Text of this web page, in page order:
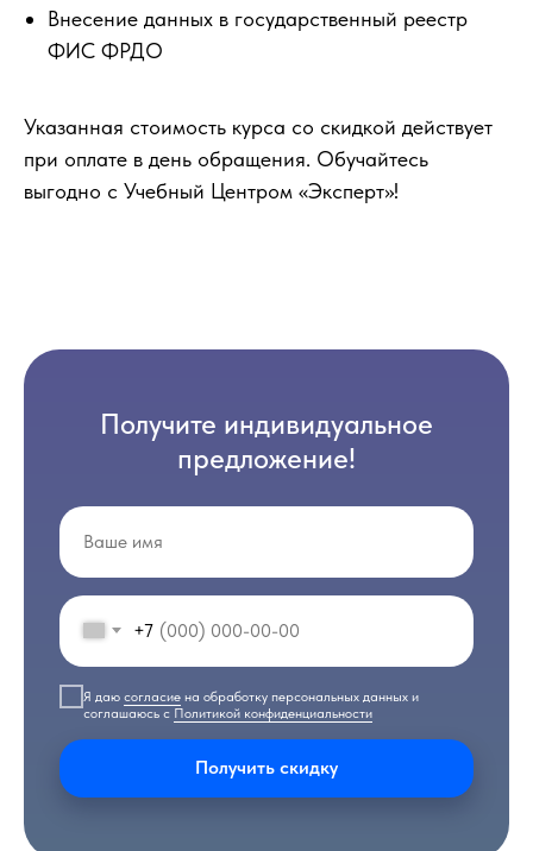
Внесение данных в государственный реестр
ФИС ФРДО
Указанная стоимость курса со скидкой действует
при оплате в день обращения. Обучайтесь
выгодно с Учебный Центром «Эксперт»!
Получите индивидуальное
предложение!
+7
Я даю согласие на обработку персональных данных и
соглашаюсь с Политикой конфиденциальности
Получить скидку